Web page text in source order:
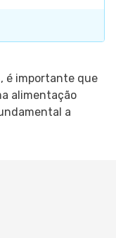
é importante que
alimentação
a